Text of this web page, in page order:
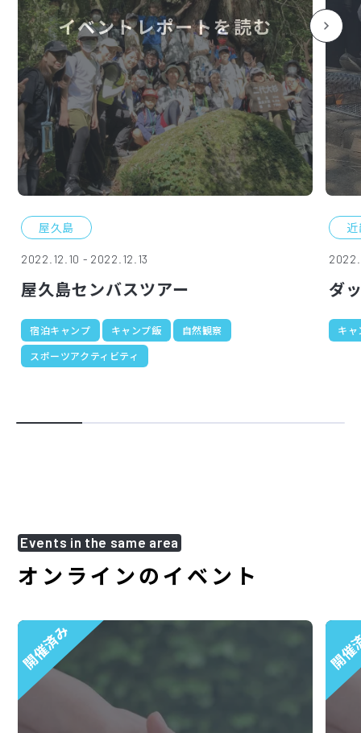
イベントレポートを読む
屋久島
2022.12.10 - 2022.12.13
屋久島センバスツアー
宿泊キャンプ キャンプ飯
自然観察
スポーツアクティビティ
ダ
キャ
Events in the same area
オンラインのイベント
開催済み 開